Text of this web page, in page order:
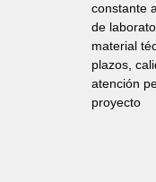
constante
de
material
plazos,
atención
proyecto